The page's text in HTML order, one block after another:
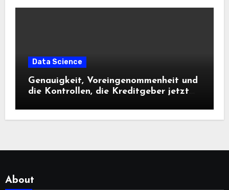
Data Science
Genauigkeit, Voreingenommenheit und
die Kontrollen, die Kreditgeber jetzt
About